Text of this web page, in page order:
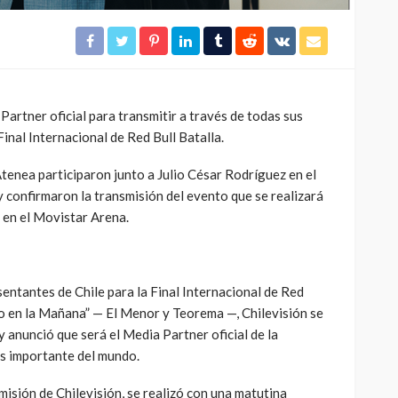
Partner oficial para transmitir a través de todas sus
Internacional de Red Bull Batalla.
participaron junto a Julio César Rodríguez en el
confirmaron la transmisión del evento que se realizará
en el Movistar Arena.
de Chile para la Final Internacional de Red
la Mañana” — El Menor y Teorema —, Chilevisión se
anunció que será el Media Partner oficial de la
importante del mundo.
de Chilevisión, se realizó con una matutina
322 4dm1n 2 meses ago